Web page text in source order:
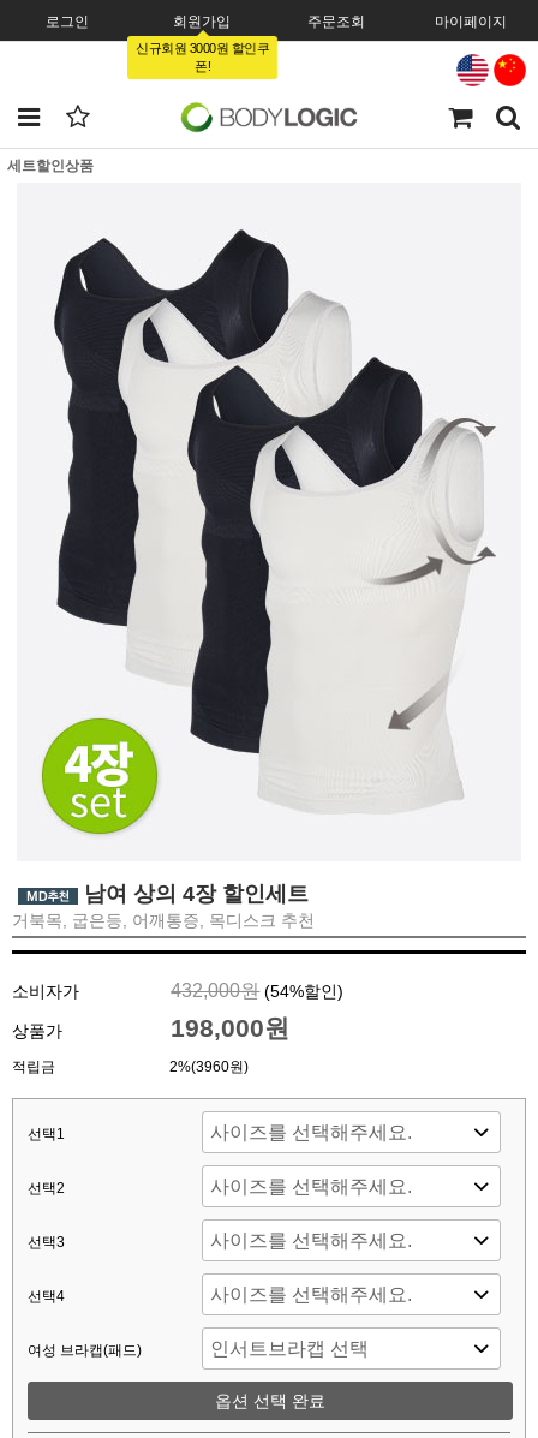
로그인 회원가입
신규회원 3000원 할인쿠
폰!
주문조회 마이페이지
세트할인상품
남여 상의 4장 할인세트
거북목, 굽은등, 어깨통증, 목디스크 추천
소비자가 432,000원 (54%할인)
상품가 198,000원
적립금 2%(3960원)
선택1
선택2
선택3
선택4
여성 브라캡(패드)
옵션 선택 완료